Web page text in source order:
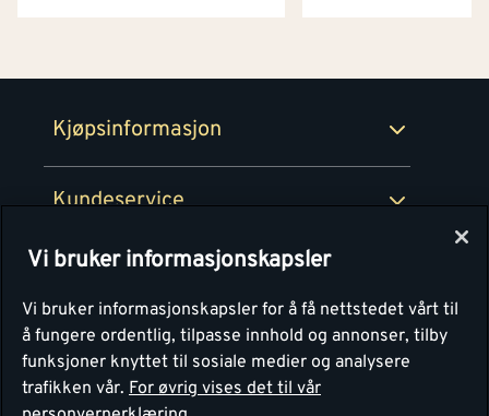
Kjøpsinformasjon
Retur- og angrerettsskjema
Kundeservice
Montér
Personvern
Vi bruker informasjonskapsler
Vi bruker informasjonskapsler for å få nettstedet vårt til
å fungere ordentlig, tilpasse innhold og annonser, tilby
funksjoner knyttet til sosiale medier og analysere
trafikken vår. For øvrig vises det til vår